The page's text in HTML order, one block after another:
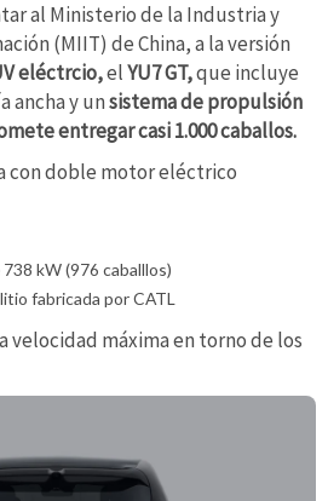
al Ministerio de la Industria y
(MIIT) de China, a la versión
eléctrcio,elYU7 GT,que incluye
ancha y unsistema de propulsión
entregar casi 1.000 caballos.
con doble motor eléctrico
738 kW (976 caballlos)
fabricada por CATL
velocidad máxima en torno de los